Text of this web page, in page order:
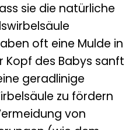
sie die natürliche
oft eine Mulde in
Kopf des Babys sanft
geradlinige
zu fördern
von